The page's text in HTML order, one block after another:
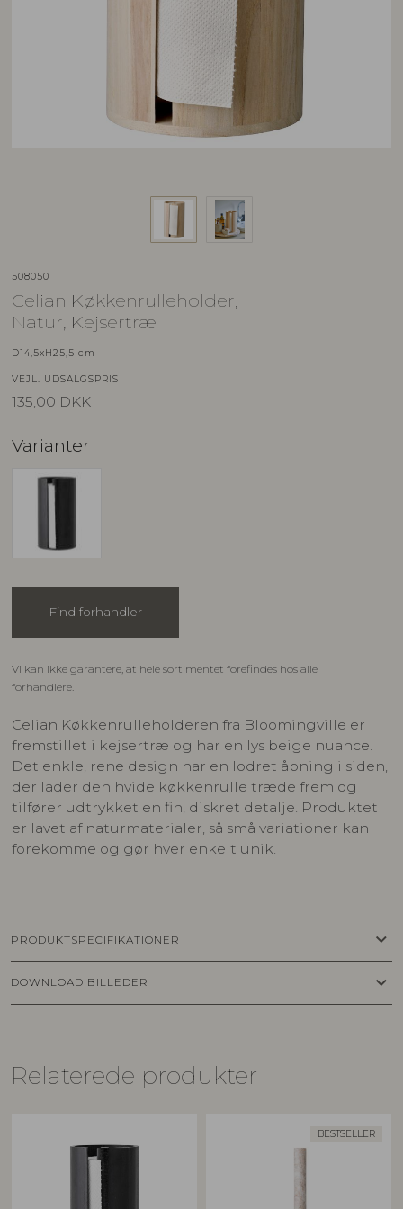
508050
Celian Køkkenrulleholder,
Natur, Kejsertræ
D14,5xH25,5 cm
VEJL. UDSALGSPRIS
135,00 DKK
Varianter
Find forhandler
Vi kan ikke garantere, at hele sortimentet forefindes hos alle
forhandlere.
Celian Køkkenrulleholderen fra Bloomingville er
fremstillet i kejsertræ og har en lys beige nuance.
Det enkle, rene design har en lodret åbning i siden,
der lader den hvide køkkenrulle træde frem og
tilfører udtrykket en fin, diskret detalje. Produktet
er lavet af naturmaterialer, så små variationer kan
forekomme og gør hver enkelt unik.
PRODUKTSPECIFIKATIONER keyboard_arrow_down
DOWNLOAD BILLEDER keyboard_arrow_down
Relaterede produkter
BESTSELLER